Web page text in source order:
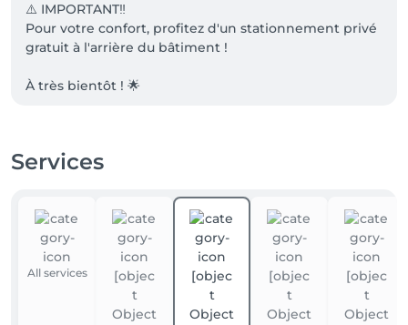
⚠️ IMPORTANT‼️
Pour votre confort, profitez d'un stationnement privé
gratuit à l'arrière du bâtiment !
À très bientôt ! 🌟
Services
All services